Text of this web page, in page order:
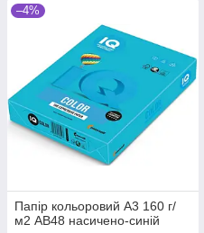
–4%
Папір кольоровий А3 160 г/
м2 АВ48 насичено-синій